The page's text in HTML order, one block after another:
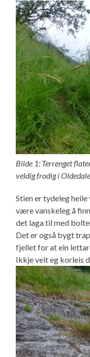
Bilde 1: Terrenget
veldig frodig i
Stien er tydeleg heile
være vanskeleg å
det laga til med
Det er også bygt
fjellet for at ein
Ikkje veit eg korleis